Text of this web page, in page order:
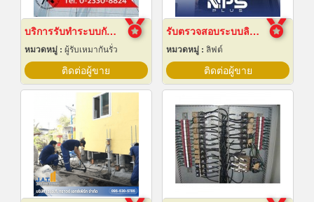
บริการรับทำระบบกันซึม
หมวดหมู่ : ผู้รับเหมากันรั่ว
ติดต่อผู้ขาย
รับตรวจสอบระบบลิฟต์ ซ่อมบำรุงรักษา Maintenance
หมวดหมู่ : ลิฟต์
ติดต่อผู้ขาย